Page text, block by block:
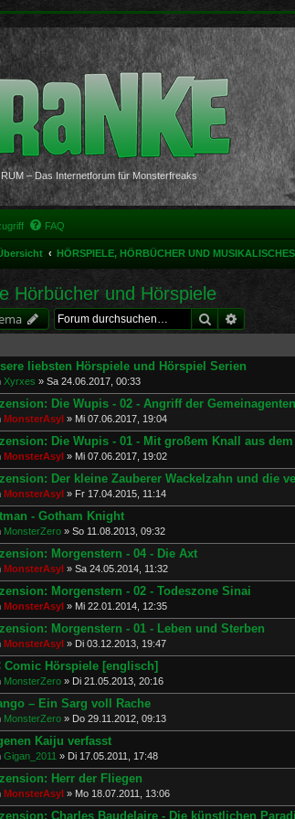
– Das Internetforum für Monsterfreaks
FAQ
HÖRSPIELE, HÖRBÜCHER UND MUSIKALISCHES
Hörbücher und Hörspiele
SucheErweiterte
liebsten Hörspiele und Hörspiel Serien
Xyrxes » Sa 24.06.2017, 00:33
Die Wupis - 02 - Angriff der Gemeinagenten
MonsterAsyl » Mi 07.06.2017, 19:04
Die Wupis - 01 - Mit großem Knall aus dem
MonsterAsyl » Mi 07.06.2017, 19:02
Der kleine Zauberer Wackelzahn und die
MonsterAsyl » Fr 17.04.2015, 11:14
- Gotham Knight
MonsterZero » So 11.08.2013, 09:32
Morgenstern - 04 - Die Axt
MonsterAsyl » Sa 24.05.2014, 11:32
Morgenstern - 02 - Todeszone Sinai
MonsterAsyl » Mi 22.01.2014, 12:35
Morgenstern - 01 - Leben und Sterben
MonsterAsyl » Di 03.12.2013, 19:47
Comic Hörspiele [englisch]
MonsterZero » Di 21.05.2013, 20:16
– Ein Sarg voll Rache
MonsterZero » Do 29.11.2012, 09:13
Kaiju verfasst
Gigan_2011 » Di 17.05.2011, 17:48
Herr der Fliegen
MonsterAsyl » Mo 18.07.2011, 13:06
Charles Baudelaire - Die künstlichen